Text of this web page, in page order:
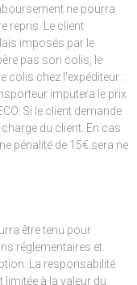
ne pourra
repris. Le client
imposés par le
pas son colis, le
colis chez l'expéditeur :
imputera le prix
Si le client demande
du client. En cas
pénalité de 15€ sera ne
être tenu pour
réglementaires et
La responsabilité
limitée à la valeur du